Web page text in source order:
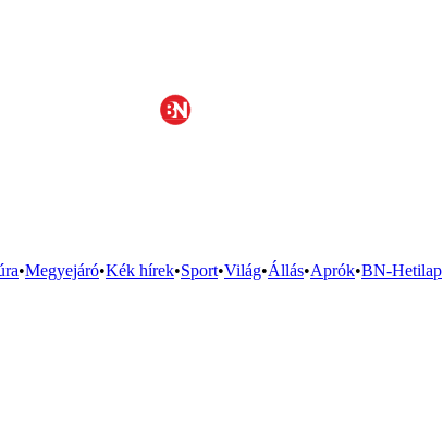
•Megyejáró•Kék hírek•Sport•Világ•Állás•Aprók•BN-Hetilap